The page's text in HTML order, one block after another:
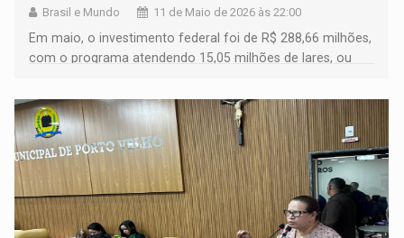
Brasil e Mundo 11 de Maio de 2026 às 22:00
Em maio, o investimento federal foi de R$ 288,66 milhões,
com o programa atendendo 15,05 milhões de lares, ou
todos os municípios do país